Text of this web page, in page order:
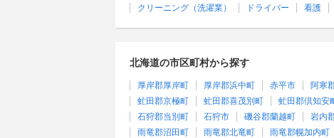
クリーニング（洗濯業）
ドライバー 看護
北海道の市区町村から探す
厚岸郡厚岸町 厚岸郡浜中町 赤平市 阿寒
虻田郡京極町
虻田郡喜茂別町 虻田郡倶知安
石狩郡当別町
石狩市 磯谷郡蘭越町 岩内
雨竜郡沼田町
雨竜郡北竜町 雨竜郡幌加内町